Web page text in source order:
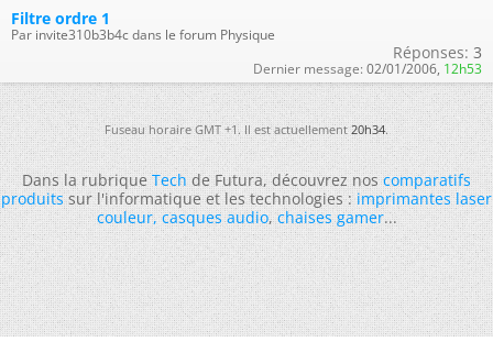
Filtre ordre 1
Par invite310b3b4c dans le forum Physique
Réponses: 3
Dernier message: 02/01/2006, 12h53
Fuseau horaire GMT +1. Il est actuellement20h34.
Dans la rubriqueTechde Futura, découvrez noscomparatifs
produitssur l'informatique et les technologies :imprimantes laser
couleur,casques audio,chaises gamer...